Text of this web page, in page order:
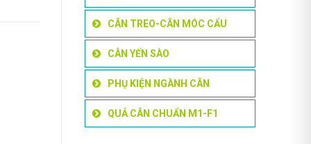
CÂN TREO-CÂN MÓC CẨU
CÂN YẾN SÀO
PHỤ KIỆN NGÀNH CÂN
QUẢ CÂN CHUẨN M1-F1